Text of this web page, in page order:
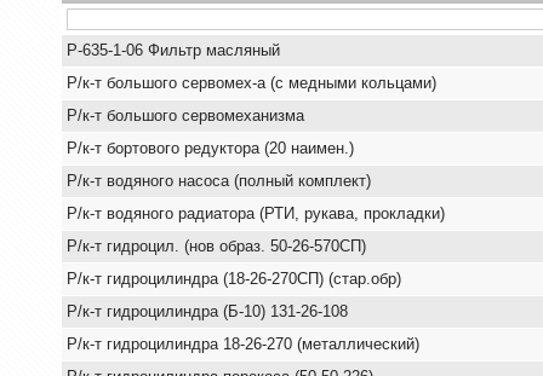
Р-635-1-06 Фильтр масляный
Р/к-т большого сервомех-а (с медными кольцами)
Р/к-т большого сервомеханизма
Р/к-т бортового редуктора (20 наимен.)
Р/к-т водяного насоса (полный комплект)
Р/к-т водяного радиатора (РТИ, рукава, прокладки)
Р/к-т гидроцил. (нов образ. 50-26-570СП)
Р/к-т гидроцилиндра (18-26-270СП) (стар.обр)
Р/к-т гидроцилиндра (Б-10) 131-26-108
Р/к-т гидроцилиндра 18-26-270 (металлический)